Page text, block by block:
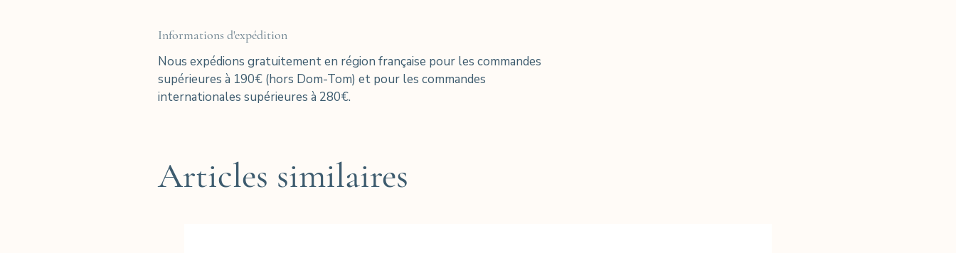
Informations d'expédition
Nous expédions gratuitement en région française pour les commandes
supérieures à 190€ (hors Dom-Tom) et pour les commandes
internationales supérieures à 280€.
Articles similaires